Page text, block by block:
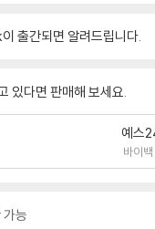
출간되면 알려드립니다.
있다면 판매해 보세요.
예스
바이
가능